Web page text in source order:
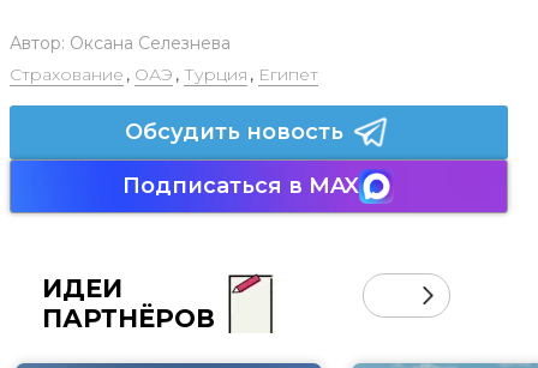
Автор: Оксана Селезнева
Страхование , ОАЭ , Турция , Египет
Обсудить новость
Подписаться в MAX
ИДЕИ
ПАРТНЁРОВ